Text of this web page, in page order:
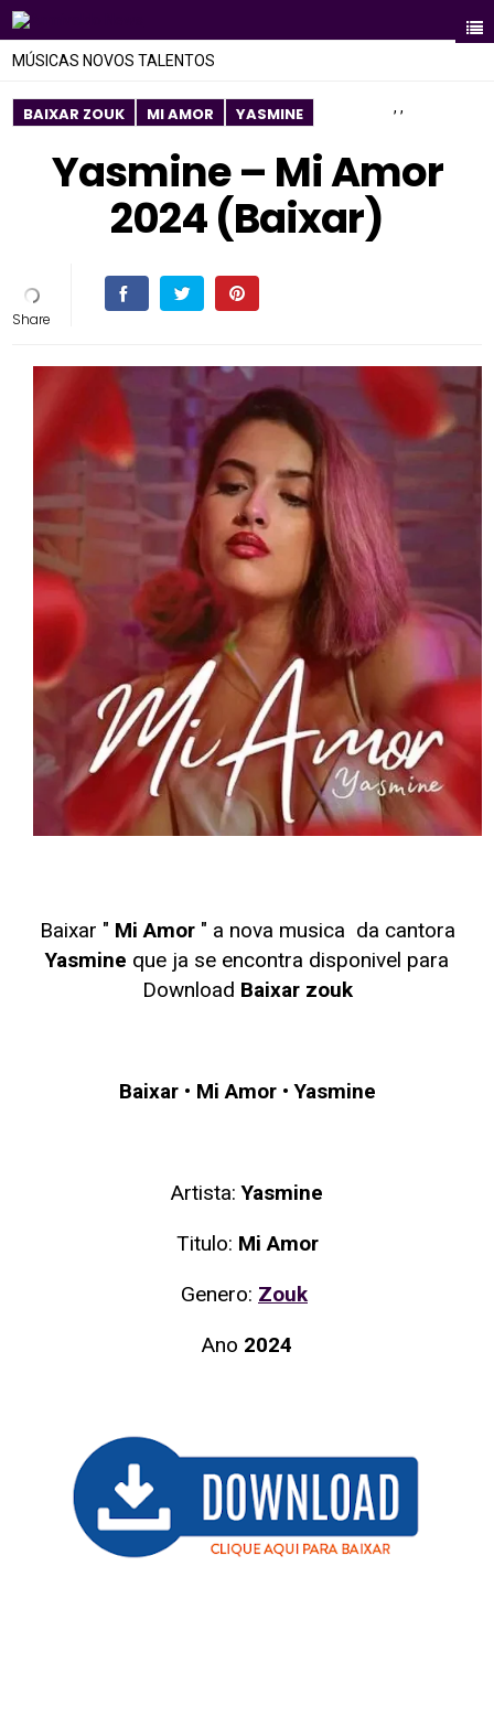
MÚSICAS NOVOS TALENTOS
BAIXAR ZOUK ,
MI AMOR ,
YASMINE
Yasmine – Mi Amor
2024 (Baixar)
Baixar " Mi Amor " a nova musica da cantora
Yasmine que ja se encontra disponivel para
Download Baixar zouk
Baixar• Mi Amor•Yasmine
Artista:Yasmine
Titulo: Mi Amor
Genero: Zouk
Ano 2024